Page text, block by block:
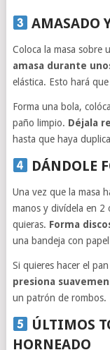
AMASADO
Coloca la masa sobre
amasa durante
elástica. Esto hará
Forma una bola,
paño limpio. Déjala
hasta que haya
DÁNDOLE
Una vez que la masa
manos y divídela en 2
quieras. Forma
una bandeja con
Si quieres hacer el
presiona
un patrón de rombos.
ÚLTIMOS
HORNEADO